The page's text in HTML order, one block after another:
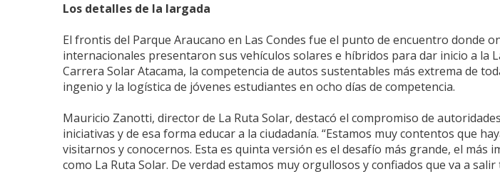
Los detalles de la largada
El frontis del Parque Araucano en Las Condes fue el punto de encuentro donde
internacionales presentaron sus vehículos solares e híbridos para dar inicio a la
Carrera Solar Atacama, la competencia de autos sustentables más extrema de
ingenio y la logística de jóvenes estudiantes en ocho días de competencia.
Mauricio Zanotti, director de La Ruta Solar, destacó el compromiso de
iniciativas y de esa forma educar a la ciudadanía. “Estamos muy contentos que
visitarnos y conocernos. Esta es quinta versión es el desafío más grande, el más
como La Ruta Solar. De verdad estamos muy orgullosos y confiados que va a